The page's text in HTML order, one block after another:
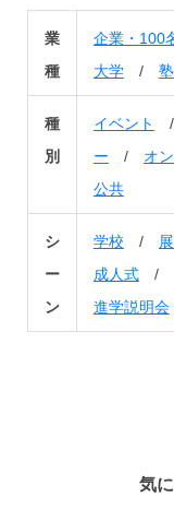
業
種
企業・100
大学/
種
別
イベント
ー / オ
公共
シ
ー
ン
学校 /
成人式/
進学説明会
気